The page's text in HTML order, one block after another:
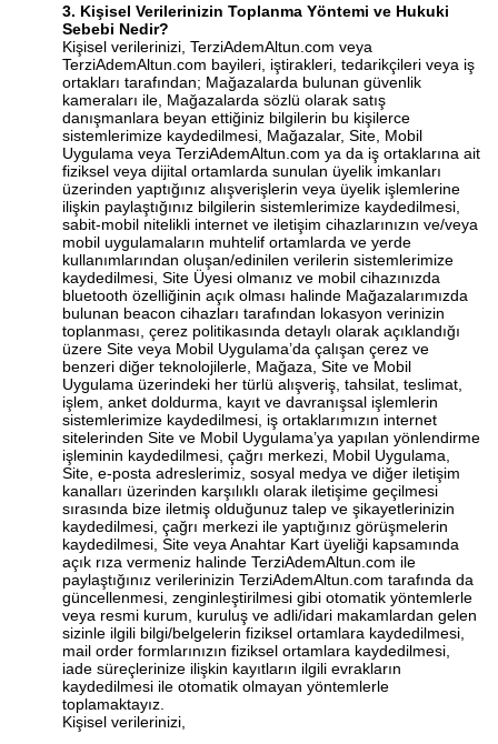
3. Kişisel Verilerinizin Toplanma Yöntemi ve Hukuki
Sebebi Nedir?
Kişisel verilerinizi, TerziAdemAltun.com veya
TerziAdemAltun.com bayileri, iştirakleri, tedarikçileri veya iş
ortakları tarafından; Mağazalarda bulunan güvenlik
kameraları ile, Mağazalarda sözlü olarak satış
danışmanlara beyan ettiğiniz bilgilerin bu kişilerce
sistemlerimize kaydedilmesi, Mağazalar, Site, Mobil
Uygulama veya TerziAdemAltun.com ya da iş ortaklarına ait
fiziksel veya dijital ortamlarda sunulan üyelik imkanları
üzerinden yaptığınız alışverişlerin veya üyelik işlemlerine
ilişkin paylaştığınız bilgilerin sistemlerimize kaydedilmesi,
sabit-mobil nitelikli internet ve iletişim cihazlarınızın ve/veya
mobil uygulamaların muhtelif ortamlarda ve yerde
kullanımlarından oluşan/edinilen verilerin sistemlerimize
kaydedilmesi, Site Üyesi olmanız ve mobil cihazınızda
bluetooth özelliğinin açık olması halinde Mağazalarımızda
bulunan beacon cihazları tarafından lokasyon verinizin
toplanması, çerez politikasında detaylı olarak açıklandığı
üzere Site veya Mobil Uygulama’da çalışan çerez ve
benzeri diğer teknolojilerle, Mağaza, Site ve Mobil
Uygulama üzerindeki her türlü alışveriş, tahsilat, teslimat,
işlem, anket doldurma, kayıt ve davranışsal işlemlerin
sistemlerimize kaydedilmesi, iş ortaklarımızın internet
sitelerinden Site ve Mobil Uygulama’ya yapılan yönlendirme
işleminin kaydedilmesi, çağrı merkezi, Mobil Uygulama,
Site, e-posta adreslerimiz, sosyal medya ve diğer iletişim
kanalları üzerinden karşılıklı olarak iletişime geçilmesi
sırasında bize iletmiş olduğunuz talep ve şikayetlerinizin
kaydedilmesi, çağrı merkezi ile yaptığınız görüşmelerin
kaydedilmesi, Site veya Anahtar Kart üyeliği kapsamında
açık rıza vermeniz halinde TerziAdemAltun.com ile
paylaştığınız verilerinizin TerziAdemAltun.com tarafında da
güncellenmesi, zenginleştirilmesi gibi otomatik yöntemlerle
veya resmi kurum, kuruluş ve adli/idari makamlardan gelen
sizinle ilgili bilgi/belgelerin fiziksel ortamlara kaydedilmesi,
mail order formlarınızın fiziksel ortamlara kaydedilmesi,
iade süreçlerinize ilişkin kayıtların ilgili evrakların
kaydedilmesi ile otomatik olmayan yöntemlerle
toplamaktayız.
Kişisel verilerinizi,